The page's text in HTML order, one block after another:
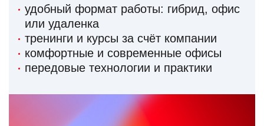
удобный формат работы: гибрид, офис
или удаленка
тренинги и курсы за счёт компании
комфортные и современные офисы
передовые технологии и практики